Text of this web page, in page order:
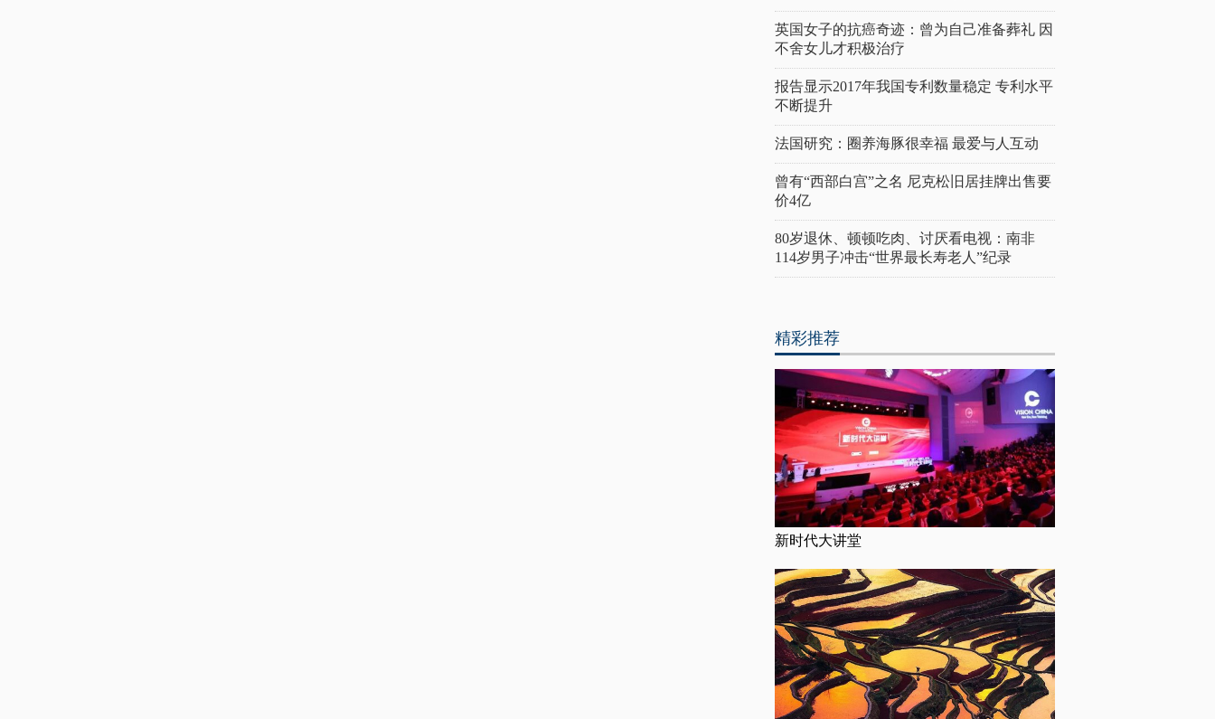
英国女子的抗癌奇迹：曾为自己准备葬礼 因
不舍女儿才积极治疗
报告显示2017年我国专利数量稳定 专利水平
不断提升
法国研究：圈养海豚很幸福 最爱与人互动
曾有“西部白宫”之名 尼克松旧居挂牌出售要
价4亿
80岁退休、顿顿吃肉、讨厌看电视：南非
114岁男子冲击“世界最长寿老人”纪录
精彩推荐
新时代大讲堂